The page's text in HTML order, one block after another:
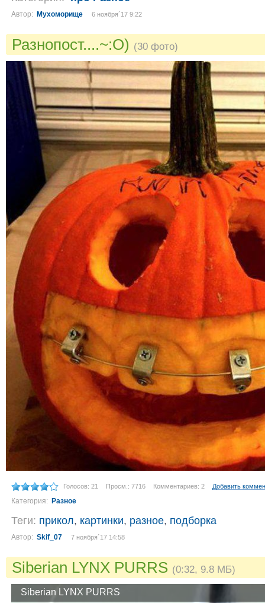
Автор: Мухоморище 6 ноября´17 9:22
Разнопост....~:O) (30 фото)
Голосов: 21 Просм.: 7716 Комментариев: 2 Добавить
Категория: Разное
Теги: прикол, картинки, разное, подборка
Автор: Skif_07 7 ноября´17 14:58
Siberian LYNX PURRS (0:32, 9.8 МБ)
Siberian LYNX PURRS